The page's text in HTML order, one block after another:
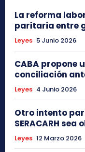
La reforma
paritaria entre
Leyes 5 Junio 2026
CABA propone
conciliación
Leyes 4 Junio 2026
Otro intento
SERACARH
Leyes 12 Marzo 2026